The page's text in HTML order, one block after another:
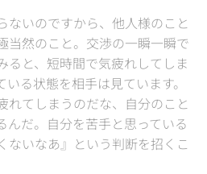
ないのですから、他人様のこと
当然のこと。交渉の一瞬一瞬で
ると、短時間で気疲れしてしま
る状態を相手は見ています。
れてしまうのだな、自分のこと
んだ。自分を苦手と思っている
ないなあ』という判断を招くこ